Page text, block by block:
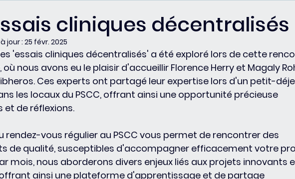
cliniques décentralisés
jour : 25 févr. 2025
'essais cliniques décentralisés' a été exploré lors de cette
nous avons eu le plaisir d'accueillir Florence Herry et Magaly
Ces experts ont partagé leur expertise lors d'un petit-
les locaux du PSCC, offrant ainsi une opportunité précieuse
et de réflexions.
rendez-vous régulier au PSCC vous permet de rencontrer des
de qualité, susceptibles d'accompagner efficacement votre
mois, nous aborderons divers enjeux liés aux projets innovants
ainsi une plateforme d'apprentissage et de partage